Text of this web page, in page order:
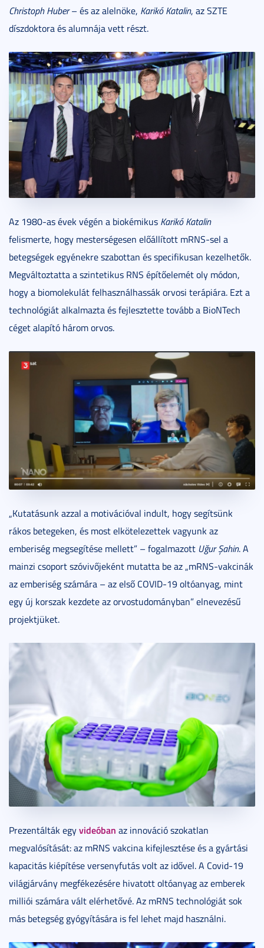
Christoph Huber– és az alelnöke, Karikó Katalin, az SZTE
díszdoktora és alumnája vett részt.
Az 1980-as évek végén a biokémikus Karikó Katalin
felismerte, hogy mesterségesen előállított mRNS-sel a
betegségek egyénekre szabottan és specifikusan kezelhetők.
Megváltoztatta a szintetikus RNS építőelemét oly módon,
hogy a biomolekulát felhasználhassák orvosi terápiára. Ezt a
technológiát alkalmazta és fejlesztette tovább a BioNTech
céget alapító három orvos.
„Kutatásunk azzal a motivációval indult, hogy segítsünk
rákos betegeken, és most elkötelezettek vagyunk az
emberiség megsegítése mellett” – fogalmazott Uğur Şahin. A
mainzi csoport szóvivőjeként mutatta be az „mRNS-vakcinák
az emberiség számára – az első COVID-19 oltóanyag, mint
egy új korszak kezdete az orvostudományban” elnevezésű
projektjüket.
Prezentálták egyvideóban az innováció szokatlan
megvalósítását: az mRNS vakcina kifejlesztése és a gyártási
kapacitás kiépítése versenyfutás volt az idővel. A Covid-19
világjárvány megfékezésére hivatott oltóanyag az emberek
milliói számára vált elérhetővé. Az mRNS technológiát sok
más betegség gyógyítására is fel lehet majd használni.